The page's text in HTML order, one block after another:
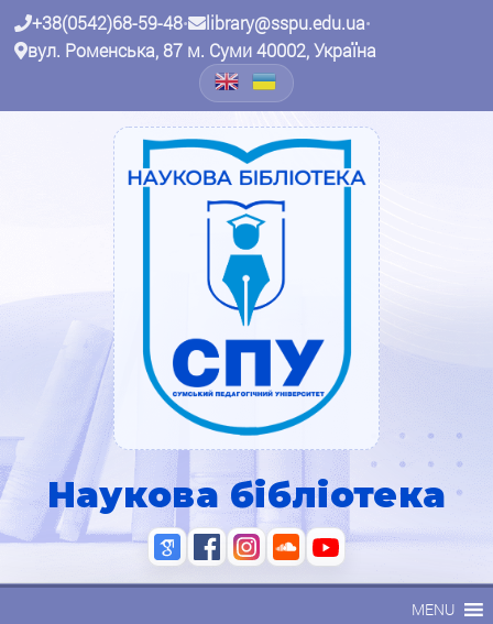
+38(0542)68-59-48• library@sspu.edu.ua•
вул. Роменська, 87 м. Суми 40002, Україна
Наукова бібліотека
MENU